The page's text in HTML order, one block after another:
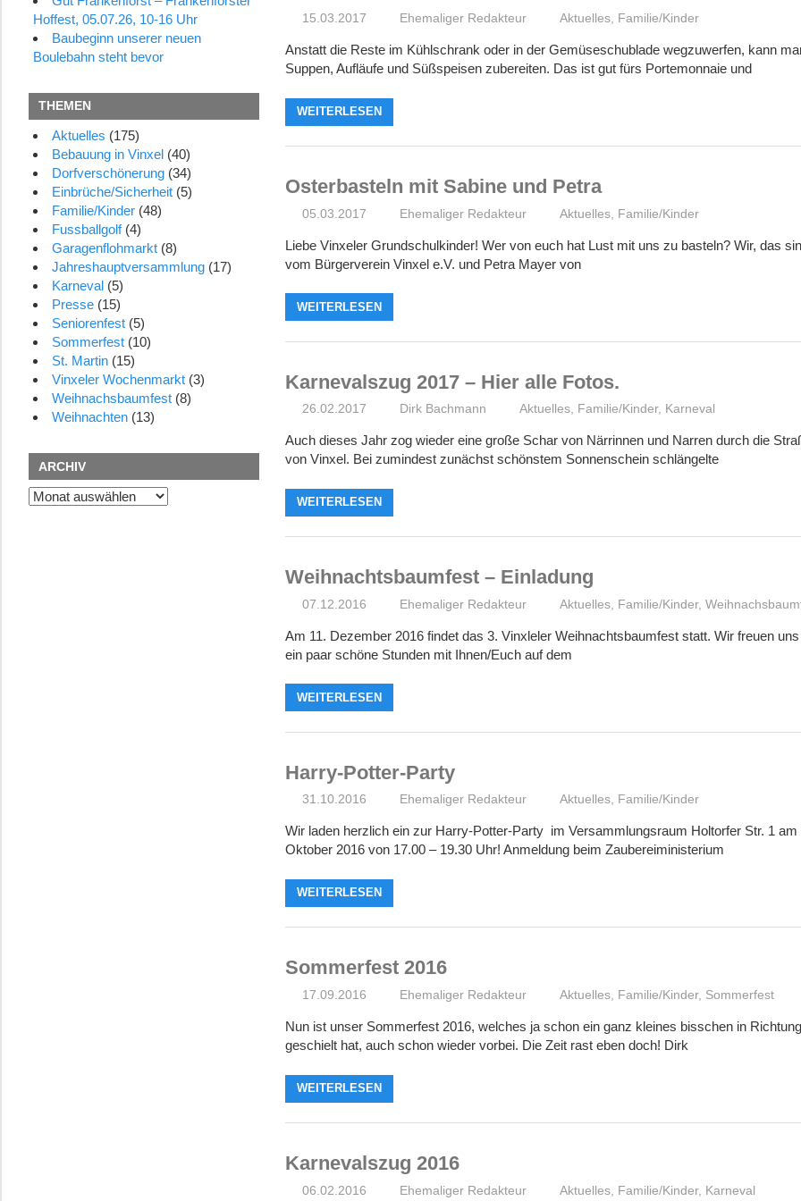
15.03.2017 Ehemaliger Redakteur Aktuelles, Familie/Kinder
Anstatt die Reste im Kühlschrank oder in der Gemüseschublade wegzuwerfen, kann
Suppen, Aufläufe und Süßspeisen zubereiten. Das ist gut fürs Portemonnaie und
WEITERLESEN
Osterbasteln mit Sabine und Petra
05.03.2017 Ehemaliger Redakteur Aktuelles, Familie/Kinder
Liebe Vinxeler Grundschulkinder! Wer von euch hat Lust mit uns zu basteln? Wir, das
vom Bürgerverein Vinxel e.V. und Petra Mayer von
WEITERLESEN
Karnevalszug 2017 – Hier alle Fotos.
26.02.2017 Dirk Bachmann Aktuelles, Familie/Kinder, Karneval
Auch dieses Jahr zog wieder eine große Schar von Närrinnen und Narren durch die
von Vinxel. Bei zumindest zunächst schönstem Sonnenschein schlängelte
WEITERLESEN
Weihnachtsbaumfest – Einladung
07.12.2016 Ehemaliger Redakteur Aktuelles, Familie/Kinder,
Am 11. Dezember 2016 findet das 3. Vinxleler Weihnachtsbaumfest statt. Wir freuen
ein paar schöne Stunden mit Ihnen/Euch auf dem
WEITERLESEN
Harry-Potter-Party
31.10.2016 Ehemaliger Redakteur Aktuelles, Familie/Kinder
Wir laden herzlich ein zur Harry-Potter-Party im Versammlungsraum Holtorfer Str. 1 am
Oktober 2016 von 17.00 – 19.30 Uhr! Anmeldung beim Zaubereiministerium
WEITERLESEN
Sommerfest 2016
17.09.2016 Ehemaliger Redakteur Aktuelles, Familie/Kinder, Sommerfest
Nun ist unser Sommerfest 2016, welches ja schon ein ganz kleines bisschen in
geschielt hat, auch schon wieder vorbei. Die Zeit rast eben doch! Dirk
WEITERLESEN
Karnevalszug 2016
06.02.2016 Ehemaliger Redakteur Aktuelles, Familie/Kinder, Karneval
Hoffest, 05.07.26, 10-16 Uhr
Baubeginn unserer neuen
Boulebahn steht bevor
THEMEN
Aktuelles (175)
Bebauung in Vinxel(40)
Dorfverschönerung(34)
Einbrüche/Sicherheit(5)
Familie/Kinder(48)
Fussballgolf(4)
Garagenflohmarkt(8)
Jahreshauptversammlung(17)
Karneval(5)
Presse(15)
Seniorenfest(5)
Sommerfest(10)
St. Martin(15)
Vinxeler Wochenmarkt(3)
Weihnachsbaumfest(8)
Weihnachten(13)
ARCHIV
Archiv